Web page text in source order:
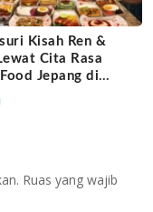
Kisah Ren &
Cita Rasa
Jepang di
Archipelago Hotels
Ruas yang wajib